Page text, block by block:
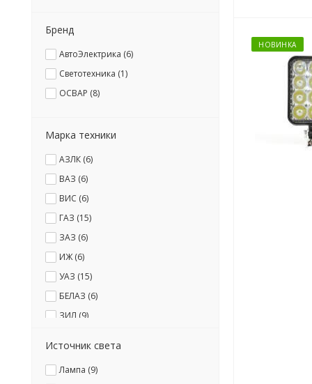
НОВИНКА
Бренд
АвтоЭлектрика (6)
Светотехника (1)
ОСВАР (8)
Марка техники
АЗЛК (6)
ВАЗ (6)
ВИС (6)
ГАЗ (15)
ЗАЗ (6)
ИЖ (6)
УАЗ (15)
БЕЛАЗ (6)
ЗИЛ (9)
КРАЗ ( 11)
Источник света
Лампа (9)